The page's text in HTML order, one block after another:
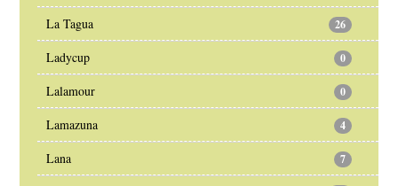
La Tagua 26
Ladycup 0
Lalamour 0
Lamazuna 4
Lana 7